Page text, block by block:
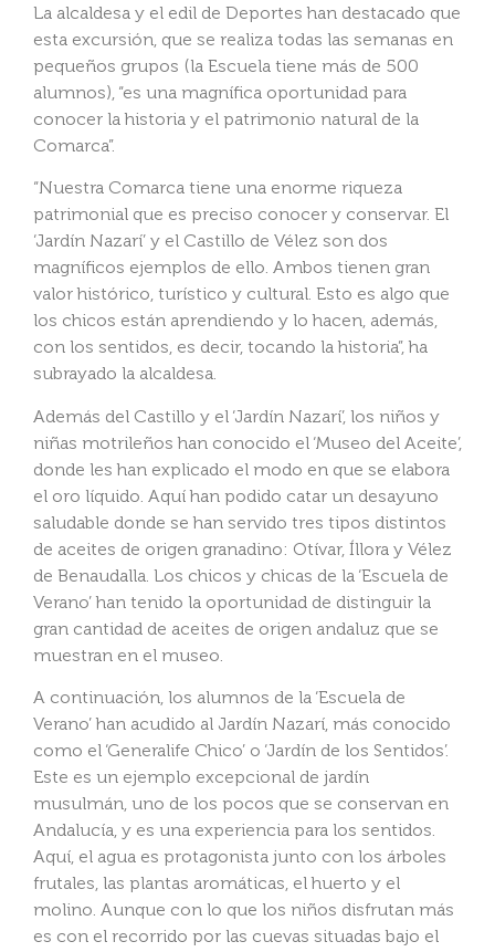
La alcaldesa y el edil de Deportes han destacado que
esta excursión, que se realiza todas las semanas en
pequeños grupos (la Escuela tiene más de 500
alumnos), “es una magnífica oportunidad para
conocer la historia y el patrimonio natural de la
Comarca”.
“Nuestra Comarca tiene una enorme riqueza
patrimonial que es preciso conocer y conservar. El
‘Jardín Nazarí’ y el Castillo de Vélez son dos
magníficos ejemplos de ello. Ambos tienen gran
valor histórico, turístico y cultural. Esto es algo que
los chicos están aprendiendo y lo hacen, además,
con los sentidos, es decir, tocando la historia”, ha
subrayado la alcaldesa.
Además del Castillo y el ‘Jardín Nazarí’, los niños y
niñas motrileños han conocido el ‘Museo del Aceite’,
donde les han explicado el modo en que se elabora
el oro líquido. Aquí han podido catar un desayuno
saludable donde se han servido tres tipos distintos
de aceites de origen granadino: Otívar, Íllora y Vélez
de Benaudalla. Los chicos y chicas de la ‘Escuela de
Verano’ han tenido la oportunidad de distinguir la
gran cantidad de aceites de origen andaluz que se
muestran en el museo.
A continuación, los alumnos de la ‘Escuela de
Verano’ han acudido al Jardín Nazarí, más conocido
como el ‘Generalife Chico’ o ‘Jardín de los Sentidos’.
Este es un ejemplo excepcional de jardín
musulmán, uno de los pocos que se conservan en
Andalucía, y es una experiencia para los sentidos.
Aquí, el agua es protagonista junto con los árboles
frutales, las plantas aromáticas, el huerto y el
molino. Aunque con lo que los niños disfrutan más
es con el recorrido por las cuevas situadas bajo el